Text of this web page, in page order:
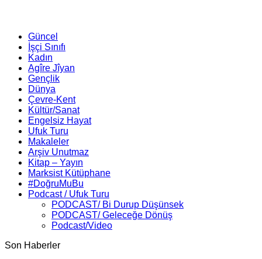
Güncel
İşçi Sınıfı
Kadın
Agîre Jîyan
Gençlik
Dünya
Çevre-Kent
Kültür/Sanat
Engelsiz Hayat
Ufuk Turu
Makaleler
Arşiv Unutmaz
Kitap – Yayın
Marksist Kütüphane
#DoğruMuBu
Podcast / Ufuk Turu
PODCAST/ Bi Durup Düşünsek
PODCAST/ Geleceğe Dönüş
Podcast/Video
Son Haberler